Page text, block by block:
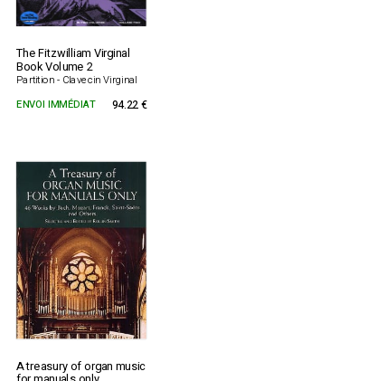
The Fitzwilliam Virginal
Book Volume 2
Partition - Clavecin Virginal
ENVOI IMMÉDIAT 94.22 €
A treasury of organ music